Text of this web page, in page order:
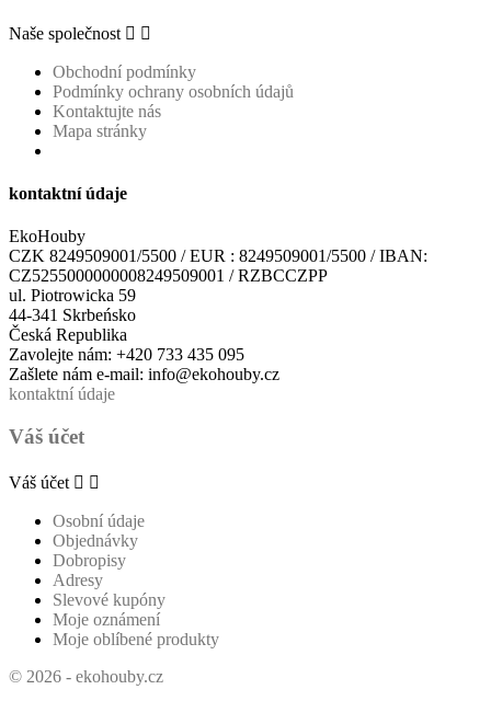
Naše společnost  
Obchodní podmínky
Podmínky ochrany osobních údajů
Kontaktujte nás
Mapa stránky
kontaktní údaje
EkoHouby
CZK 8249509001/5500 / EUR : 8249509001/5500 / IBAN:
CZ5255000000008249509001 / RZBCCZPP
ul. Piotrowicka 59
44-341 Skrbeńsko
Česká Republika
Zavolejte nám: +420 733 435 095
Zašlete nám e-mail: info@ekohouby.cz
kontaktní údaje
Váš účet
Váš účet  
Osobní údaje
Objednávky
Dobropisy
Adresy
Slevové kupóny
Moje oznámení
Moje oblíbené produkty
© 2026 - ekohouby.cz